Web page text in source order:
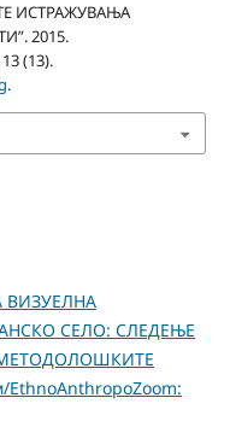
ИСТРАЖУВАЊА
2015.
(13).
.
СЕЛО: СЛЕДЕЊЕ
EthnoAnthropoZoom: